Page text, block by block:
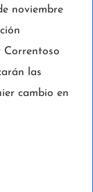
noviembre
Correntoso
las
cambio en